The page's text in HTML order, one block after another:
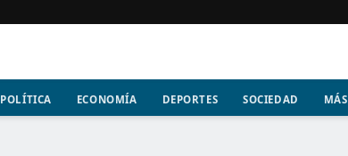
POLÍTICA ECONOMÍA DEPORTES SOCIEDAD MÁS